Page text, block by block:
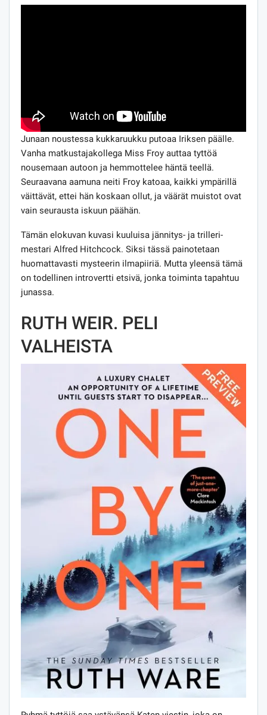
Junaan noustessa kukkaruukku putoaa Iriksen päälle.
Vanha matkustajakollega Miss Froy auttaa tyttöä
nousemaan autoon ja hemmottelee häntä teellä.
Seuraavana aamuna neiti Froy katoaa, kaikki ympärillä
väittävät, ettei hän koskaan ollut, ja väärät muistot ovat
vain seurausta iskuun päähän.
Tämän elokuvan kuvasi kuuluisa jännitys- ja trilleri-
mestari Alfred Hitchcock. Siksi tässä painotetaan
huomattavasti mysteerin ilmapiiriä. Mutta yleensä tämä
on todellinen introvertti etsivä, jonka toiminta tapahtuu
junassa.
RUTH WEIR. PELI
VALHEISTA